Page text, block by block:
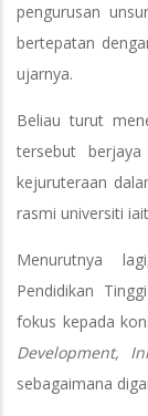
pengurusan
bertepatan
ujarnya.
Beliau turut
tersebut
kejuruteraan
rasmi universiti
Menurutnya
Pendidikan
fokus kepada
Development,
sebagaimana